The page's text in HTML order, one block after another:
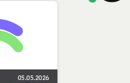
05.05.2026